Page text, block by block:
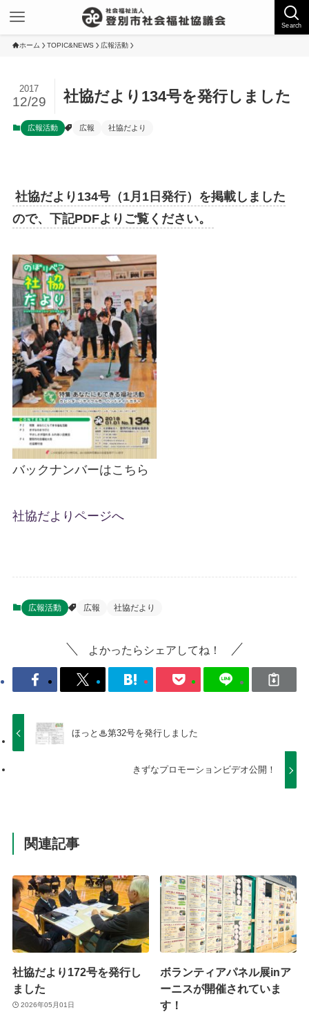
Search
ホーム TOPIC&NEWS 広報活動
社協だより134号を発行しました
2017
12/29
広報活動 広報 社協だより
社協だより134号（1月1日発行）を掲載しました
ので、下記PDFよりご覧ください。
バックナンバーはこちら
社協だよりページへ
広報活動 広報 社協だより
よかったらシェアしてね！
ほっと♨第32号を発行しました
きずなプロモーションビデオ公開！
関連記事
社協だより172号を発行し
ました
2026年05月01日
ボランティアパネル展inア
ーニスが開催されていま
す！